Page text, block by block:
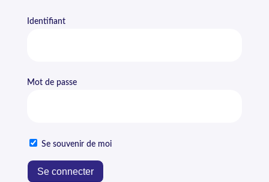
Identifiant
Mot de passe
Se souvenir de moi